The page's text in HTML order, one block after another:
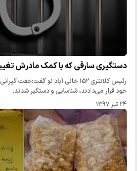
دستگیری سارقی که با کمک مادرش
رئیس کلانتری ۱۵۲ خانی آباد نو
خود قرار می‌دادند، شناسایی و دستگیر شدند.
۲۴ تیر ۱۳۹۷